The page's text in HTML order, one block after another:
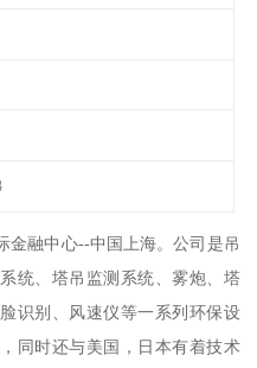
金融中心--中国上海。公司是吊
统、塔吊监测系统、雾炮、塔
识别、风速仪等一系列环保设
同时还与美国，日本有着技术